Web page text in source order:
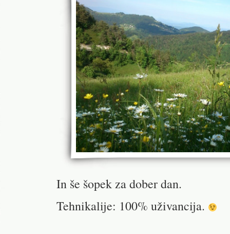
In še šopek za dober dan.
Tehnikalije: 100% uživancija.